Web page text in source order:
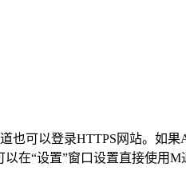
也可以登录HTTPS网站。如
在“设置”窗口设置直接使用M